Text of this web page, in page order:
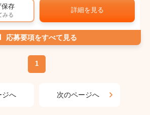
保存
みる
詳細を見る
応募要項をすべて見る
1
ジへ 次のページへ